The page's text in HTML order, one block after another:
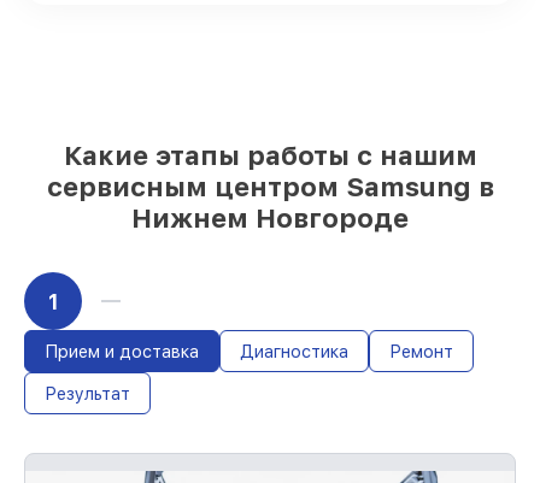
Какие этапы работы с нашим
сервисным центром Samsung в
Нижнем Новгороде
1
Прием и доставка Диагностика Ремонт
Результат